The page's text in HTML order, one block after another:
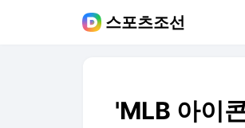
스포츠조선
'MLB 아이